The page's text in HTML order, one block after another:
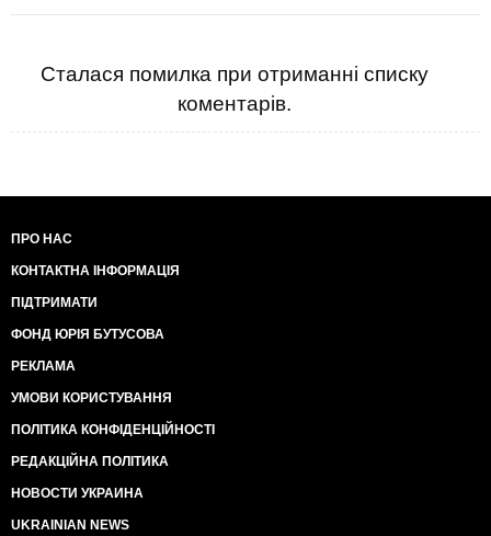
Сталася помилка при отриманні списку
коментарів.
ПРО НАС
КОНТАКТНА ІНФОРМАЦІЯ
ПІДТРИМАТИ
ФОНД ЮРІЯ БУТУСОВА
РЕКЛАМА
УМОВИ КОРИСТУВАННЯ
ПОЛІТИКА КОНФІДЕНЦІЙНОСТІ
РЕДАКЦІЙНА ПОЛІТИКА
НОВОСТИ УКРАИНА
UKRAINIAN NEWS